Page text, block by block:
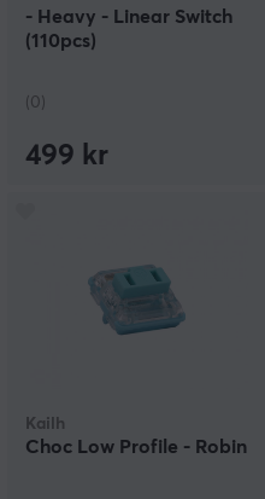
- Heavy - Linear Switch
(110pcs)
(0)
499 kr
Kailh
Choc Low Profile - Robin